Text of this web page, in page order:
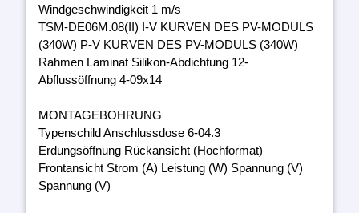
Windgeschwindigkeit 1 m/s
TSM-DE06M.08(II) I-V KURVEN DES PV-MODULS
(340W) P-V KURVEN DES PV-MODULS (340W)
Rahmen Laminat Silikon-Abdichtung 12-
Abflussöffnung 4-09x14
MONTAGEBOHRUNG
Typenschild Anschlussdose 6-04.3
Erdungsöffnung Rückansicht (Hochformat)
Frontansicht Strom (A) Leistung (W) Spannung (V)
Spannung (V)